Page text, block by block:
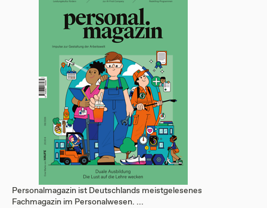
Personalmagazin ist Deutschlands meistgelesenes
Fachmagazin im Personalwesen. ...